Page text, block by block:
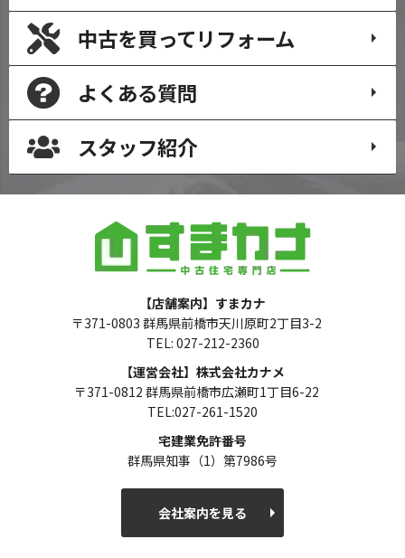
中古を買ってリフォーム
よくある質問
スタッフ紹介
【店舗案内】すまカナ
〒371-0803 群馬県前橋市天川原町2丁目3-2
TEL: 027-212-2360
【運営会社】株式会社カナメ
〒371-0812 群馬県前橋市広瀬町1丁目6-22
TEL:027-261-1520
宅建業免許番号
群馬県知事（1）第7986号
会社案内を見る